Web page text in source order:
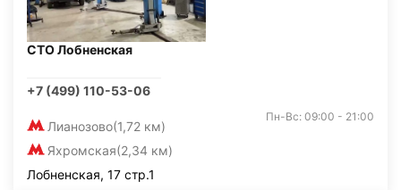
СТО Лобненская
+7 (499) 110-53-06
Лианозово(1,72 км)
Яхромская(2,34 км)
Пн-Вс: 09:00 - 21:00
Лобненская, 17 стр.1